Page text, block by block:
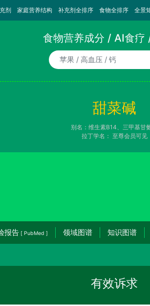
剂 家庭营养结构 补充剂全排序 食物全排序 全景
食物营养成分 / AI食疗
食物/AI食疗诉求/补充剂名称
甜菜碱
别名：维生素B14、三甲基甘
拉丁学名： 至尊会员可见
报告 [ PubMed ] 领域图谱 知识图谱
有效诉求